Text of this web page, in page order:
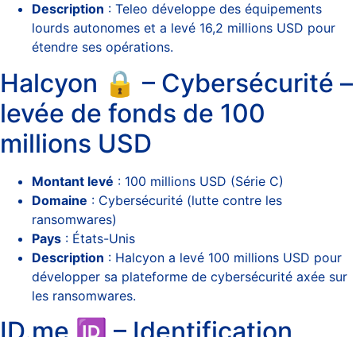
Description : Teleo développe des équipements
lourds autonomes et a levé 16,2 millions USD pour
étendre ses opérations.
Halcyon 🔒 – Cybersécurité –
levée de fonds de 100
millions USD
Montant levé : 100 millions USD (Série C)
Domaine : Cybersécurité (lutte contre les
ransomwares)
Pays : États-Unis
Description : Halcyon a levé 100 millions USD pour
développer sa plateforme de cybersécurité axée sur
les ransomwares.